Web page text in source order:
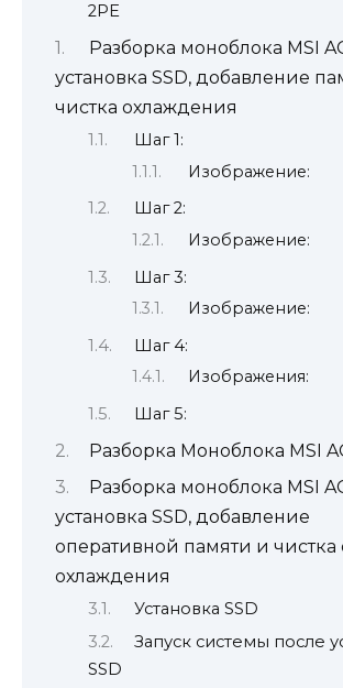
2PE
Разборка моноблока MSI
установка SSD, добавление
чистка охлаждения
Шаг 1:
Изображение:
Шаг 2:
Изображение:
Шаг 3:
Изображение:
Шаг 4:
Изображения:
Шаг 5:
Разборка Моноблока MSI
Разборка моноблока MSI
установка SSD, добавление
оперативной памяти и чистка
охлаждения
Установка SSD
Запуск системы после
SSD